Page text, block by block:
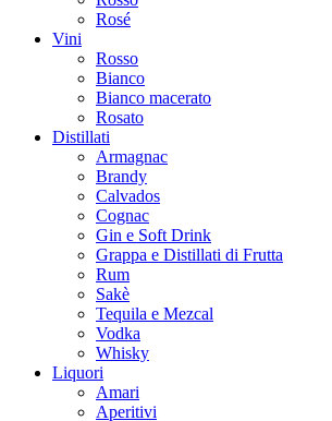
Rosé
Vini
Rosso
Bianco
Bianco macerato
Rosato
Distillati
Armagnac
Brandy
Calvados
Cognac
Gin e Soft Drink
Grappa e Distillati di Frutta
Rum
Sakè
Tequila e Mezcal
Vodka
Whisky
Liquori
Amari
Aperitivi